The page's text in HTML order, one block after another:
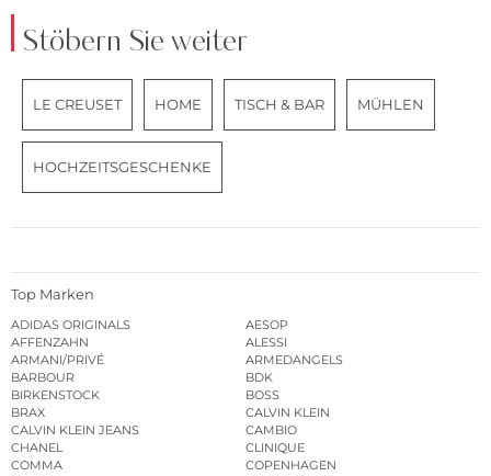
Stöbern Sie weiter
LE CREUSET HOME TISCH & BAR MÜHLEN
HOCHZEITSGESCHENKE
Top Marken
ADIDAS ORIGINALS
AESOP
AFFENZAHN
ALESSI
ARMANI/PRIVÉ
ARMEDANGELS
BARBOUR
BDK
BIRKENSTOCK
BOSS
BRAX
CALVIN KLEIN
CALVIN KLEIN JEANS
CAMBIO
CHANEL
CLINIQUE
COMMA
COPENHAGEN